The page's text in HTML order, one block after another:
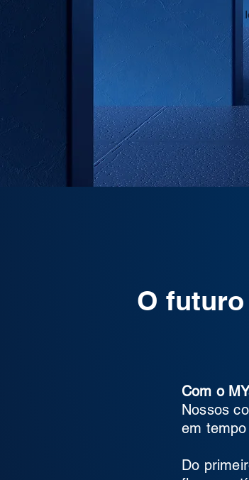
O
Com o
Nossos
em
Do